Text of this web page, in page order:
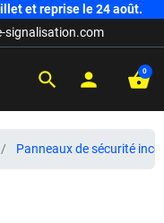
et reprise le 24 août.
signalisation.com
search person shopping_basket
0
Panneaux de sécurité